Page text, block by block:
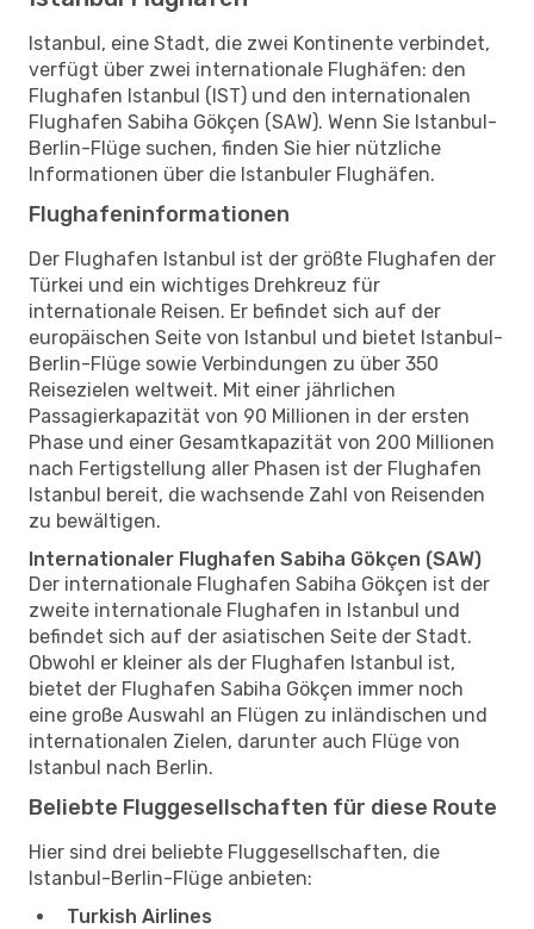
Istanbul, eine Stadt, die zwei Kontinente verbindet,
verfügt über zwei internationale Flughäfen: den
Flughafen Istanbul (IST) und den internationalen
Flughafen Sabiha Gökçen (SAW). Wenn Sie Istanbul-
Berlin-Flüge suchen, finden Sie hier nützliche
Informationen über die Istanbuler Flughäfen.
Flughafeninformationen
Der Flughafen Istanbul ist der größte Flughafen der
Türkei und ein wichtiges Drehkreuz für
internationale Reisen. Er befindet sich auf der
europäischen Seite von Istanbul und bietet Istanbul-
Berlin-Flüge sowie Verbindungen zu über 350
Reisezielen weltweit. Mit einer jährlichen
Passagierkapazität von 90 Millionen in der ersten
Phase und einer Gesamtkapazität von 200 Millionen
nach Fertigstellung aller Phasen ist der Flughafen
Istanbul bereit, die wachsende Zahl von Reisenden
zu bewältigen.
Internationaler Flughafen Sabiha Gökçen (SAW)
Der internationale Flughafen Sabiha Gökçen ist der
zweite internationale Flughafen in Istanbul und
befindet sich auf der asiatischen Seite der Stadt.
Obwohl er kleiner als der Flughafen Istanbul ist,
bietet der Flughafen Sabiha Gökçen immer noch
eine große Auswahl an Flügen zu inländischen und
internationalen Zielen, darunter auch Flüge von
Istanbul nach Berlin.
Beliebte Fluggesellschaften für diese Route
Hier sind drei beliebte Fluggesellschaften, die
Istanbul-Berlin-Flüge anbieten:
Turkish Airlines